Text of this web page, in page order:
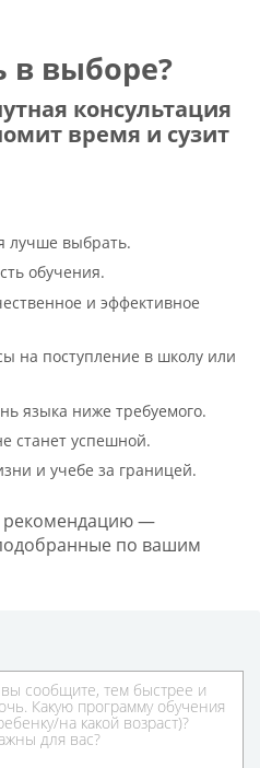
в выборе?
консультация
время и сузит
лучше выбрать.
обучения.
и эффективное
на поступление в школу или
языка ниже требуемого.
станет успешной.
и учебе за границей.
рекомендацию —
по вашим